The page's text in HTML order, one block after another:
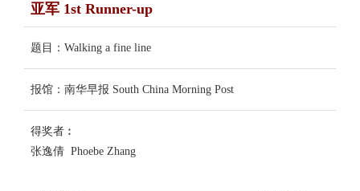
亚军 1st Runner-up
题目：Walking a fine line
报馆：南华早报 South China Morning Post
得奖者︰
张逸倩 Phoebe Zhang